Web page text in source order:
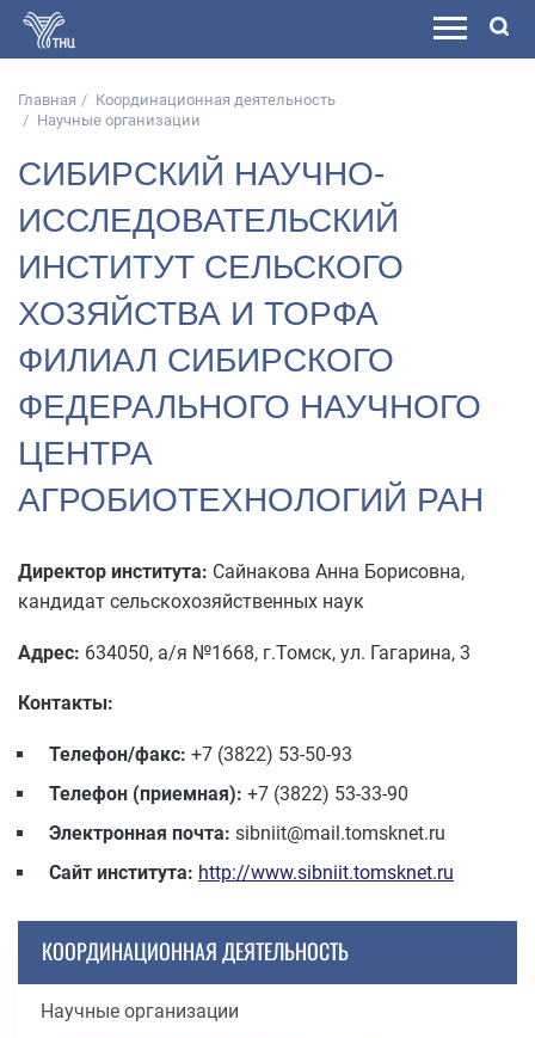
Главная
Координационная деятельность
Научные организации
СИБИРСКИЙ НАУЧНО-
ИССЛЕДОВАТЕЛЬСКИЙ
ИНСТИТУТ СЕЛЬСКОГО
ХОЗЯЙСТВА И ТОРФА
ФИЛИАЛ СИБИРСКОГО
ФЕДЕРАЛЬНОГО НАУЧНОГО
ЦЕНТРА
АГРОБИОТЕХНОЛОГИЙ РАН
Директор института: Сайнакова Анна Борисовна,
кандидат сельскохозяйственных наук
Адрес: 634050, а/я №1668, г.Томск, ул. Гагарина, 3
Контакты:
Телефон/факс: +7 (3822) 53-50-93
Телефон (приемная): +7 (3822) 53-33-90
Электронная почта: sibniit@mail.tomsknet.ru
Сайт института: http://www.sibniit.tomsknet.ru
КООРДИНАЦИОННАЯ ДЕЯТЕЛЬНОСТЬ
Научные организации